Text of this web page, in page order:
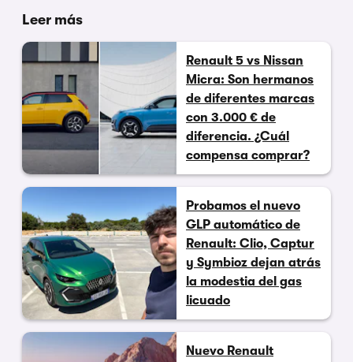
Leer más
Renault 5 vs Nissan
Micra: Son hermanos
de diferentes marcas
con 3.000 € de
diferencia. ¿Cuál
compensa comprar?
Probamos el nuevo
GLP automático de
Renault: Clio, Captur
y Symbioz dejan atrás
la modestia del gas
licuado
Nuevo Renault